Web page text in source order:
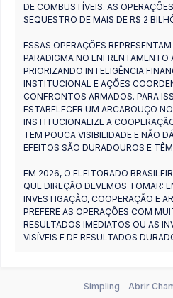
DE COMBUSTÍVEIS. AS
SEQUESTRO DE MAIS DE R$ 2
ESSAS OPERAÇÕES
PARADIGMA NO ENFRENTAMENTO
PRIORIZANDO INTELIGÊNCIA
INSTITUCIONAL E AÇÕES
CONFRONTOS ARMADOS. PARA
ESTABELECER UM ARCABOUÇO
INSTITUCIONALIZE A
TEM POUCA VISIBILIDADE E NÃO
EFEITOS SÃO DURADOUROS E
EM 2026, O ELEITORADO
QUE DIREÇÃO DEVEMOS TOMAR:
INVESTIGAÇÃO, COOPERAÇÃO E
PREFERE AS OPERAÇÕES COM
RESULTADOS IMEDIATOS OU AS
VISÍVEIS E DE RESULTADOS
Simpling Abrir